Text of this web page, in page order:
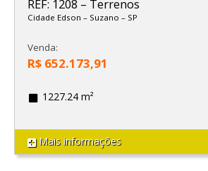
REF: 1208 – Terrenos
Cidade Edson – Suzano – SP
Venda:
R$ 652.173,91
1227.24 m²
Mais informações